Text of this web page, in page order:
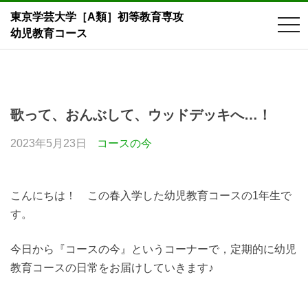
東京学芸大学［A類］初等教育専攻
幼児教育コース
歌って、おんぶして、ウッドデッキへ…！
2023年5月23日 コースの今
こんにちは！ この春入学した幼児教育コースの1年生で
す。
今日から『コースの今』というコーナーで，定期的に幼児
教育コースの日常をお届けしていきます♪